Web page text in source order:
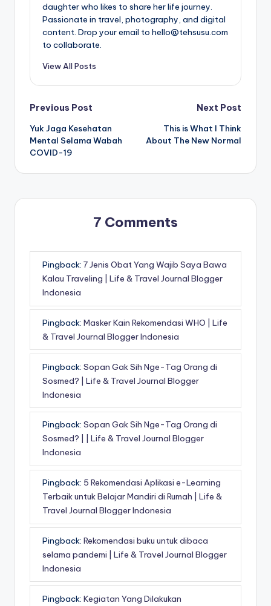
daughter who likes to share her life journey.
Passionate in travel, photography, and digital
content. Drop your email to hello@tehsusu.com
to collaborate.
View All Posts
Post
navigation
Previous Post
Yuk Jaga Kesehatan
Mental Selama Wabah
COVID-19
Next Post
This is What I Think
About The New Normal
7 Comments
Pingback: 7 Jenis Obat Yang Wajib Saya Bawa
Kalau Traveling | Life & Travel Journal Blogger
Indonesia
Pingback: Masker Kain Rekomendasi WHO | Life
& Travel Journal Blogger Indonesia
Pingback: Sopan Gak Sih Nge-Tag Orang di
Sosmed? | Life & Travel Journal Blogger
Indonesia
Pingback: Sopan Gak Sih Nge-Tag Orang di
Sosmed? | | Life & Travel Journal Blogger
Indonesia
Pingback: 5 Rekomendasi Aplikasi e-Learning
Terbaik untuk Belajar Mandiri di Rumah | Life &
Travel Journal Blogger Indonesia
Pingback: Rekomendasi buku untuk dibaca
selama pandemi | Life & Travel Journal Blogger
Indonesia
Pingback: Kegiatan Yang Dilakukan